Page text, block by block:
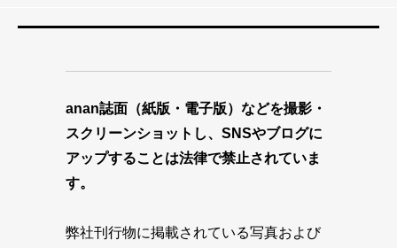
anan誌面（紙版・電子版）などを撮影・
スクリーンショットし、SNSやブログに
アップすることは法律で禁止されていま
す。
弊社刊行物に掲載されている写真および